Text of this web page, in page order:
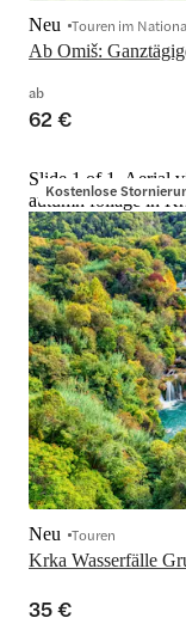
Ab Omiš:
Neu Touren im
ab
62 €
Kostenlose
Slide 1 of 1, Aerial
autumn foliage in
Krka Wasserfälle
Neu Touren
35 €